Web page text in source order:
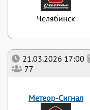
21.03.2026 17:00
77
Метеор-Сигнал
Челябинск